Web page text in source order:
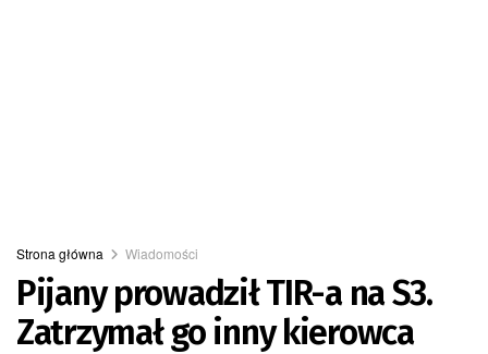
Strona główna Wiadomości
Pijany prowadził TIR-a na S3.
Zatrzymał go inny kierowca